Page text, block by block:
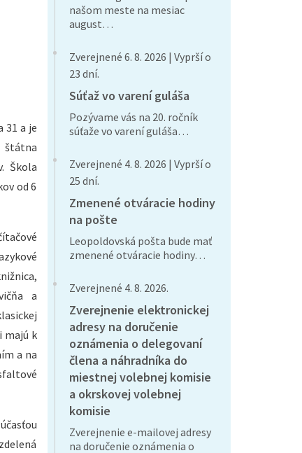
31 a je
štátna
Škola
od 6
a
majú k
a na
našom meste na mesiac
august…
Zverejnené 6. 8. 2026 | Vyprší o
23 dní.
Súťaž vo varení guláša
Pozývame vás na 20. ročník
súťaže vo varení guláša…
Zverejnené 4. 8. 2026 | Vyprší o
25 dní.
Zmenené otváracie hodiny
na pošte
Leopoldovská pošta bude mať
zmenené otváracie hodiny…
Zverejnené 4. 8. 2026.
Zverejnenie elektronickej
adresy na doručenie
oznámenia o delegovaní
člena a náhradníka do
miestnej volebnej komisie
a okrskovej volebnej
komisie
Zverejnenie e-mailovej adresy
na doručenie oznámenia o